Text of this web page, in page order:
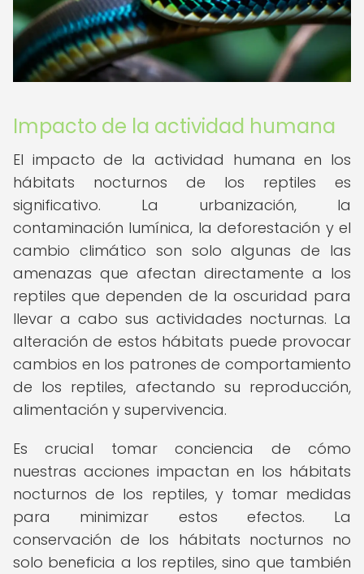
Impacto de la actividad humana
El impacto de la actividad humana en los
hábitats nocturnos de los reptiles es
significativo. La urbanización, la
contaminación lumínica, la deforestación y el
cambio climático son solo algunas de las
amenazas que afectan directamente a los
reptiles que dependen de la oscuridad para
llevar a cabo sus actividades nocturnas. La
alteración de estos hábitats puede provocar
cambios en los patrones de comportamiento
de los reptiles, afectando su reproducción,
alimentación y supervivencia.
Es crucial tomar conciencia de cómo
nuestras acciones impactan en los hábitats
nocturnos de los reptiles, y tomar medidas
para minimizar estos efectos. La
conservación de los hábitats nocturnos no
solo beneficia a los reptiles, sino que también